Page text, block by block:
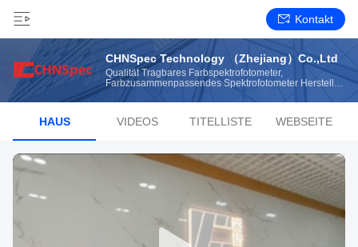
Kontakt
CHNSpec Technology （Zhejiang）Co.,Ltd
Qualität Tragbares Farbspektrofotometer,
Farbzusammenpassendes Spektrofotometer Hersteller
HAUS VIDEOS TITELLISTE WEBSEITE